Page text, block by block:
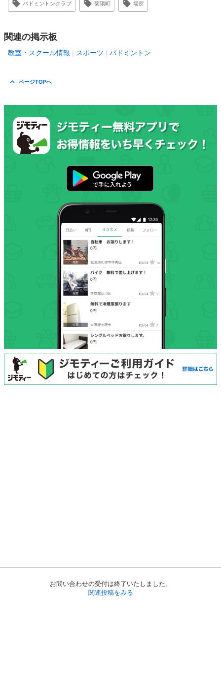
お問い合わせの受付は終了いたしました。
関連投稿をみる
バドミントンクラブ 菊陽町 場所
関連の掲示板
教室・スクール情報 スポーツ バドミントン
ページTOPへ